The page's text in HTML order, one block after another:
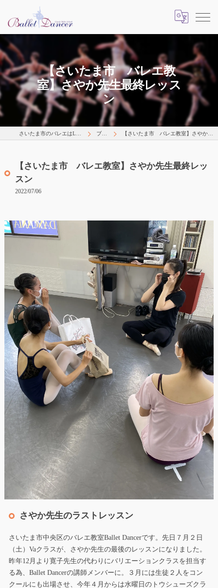
【さいたま市 バレエ教
室】さやか先生最終レッス
ン
ブログ 【さいたま市 バレエ教室】さやか先生最終レッスン
【さいたま市 バレエ教室】さやか先生最終レッ
スン
2022/07/06
さやか先生のラストレッスン
さいたま市中央区のバレエ教室Ballet Dancerです。先日７月２日
（土）Vaクラスが、さやか先生の最後のレッスンになりました。
昨年12月より寛子先生の代わりにバリエーションクラスを担当す
る為、Ballet Dancerの講師メンバーに。３月には生徒２人をコン
クールにも出場させ、今年４月からは水曜日のトウシューズクラ